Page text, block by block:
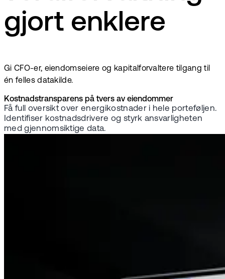
gjort enklere
Gi CFO-er, eiendomseiere og kapitalforvaltere tilgang til
én felles datakilde.
Kostnadstransparens på tvers av eiendommer
Få full oversikt over energikostnader i hele porteføljen.
Identifiser kostnadsdrivere og styrk ansvarligheten
med gjennomsiktige data.